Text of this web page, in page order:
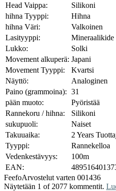
Head Vaippa:
Silikoni
hihna Tyyppi:
Hihna
hihna Väri:
Valkoinen
Lasityyppi:
Mineraalikide
Lukko:
Solki
Movement alkuperä: Japani
Movement Tyyppi:
Kvartsi
Näyttö:
Analoginen
Paino (grammoina): 31
pään muoto:
Pyöristää
Rannekoru / hihna:
Silikoni
sukupuoli:
Naiset
Takuuaika:
2 Years
Tyyppi:
Rannekelloa
Vedenkestävyys:
100m
EAN:
FeefoArvostelut varten 001436
Näytetään 1 of 2077 kommentit.